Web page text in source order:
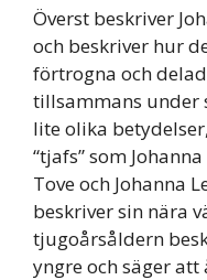
Överst beskriver
och beskriver hur
förtrogna och
tillsammans under
lite olika
“tjafs” som
Tove och Johanna
beskriver sin nära
tjugoårsåldern
yngre och säger